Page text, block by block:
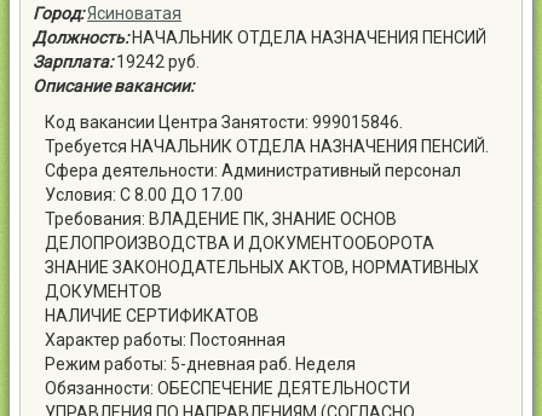
Войти
Город:Ясиноватая
Должность: НАЧАЛЬНИК ОТДЕЛА НАЗНАЧЕНИЯ ПЕНСИЙ
Зарплата: 19242 руб.
Описание вакансии:
Код вакансии Центра Занятости: 999015846.
Требуется НАЧАЛЬНИК ОТДЕЛА НАЗНАЧЕНИЯ ПЕНСИЙ.
Сфера деятельности: Административный персонал
Условия: С 8.00 ДО 17.00
Требования: ВЛАДЕНИЕ ПК, ЗНАНИЕ ОСНОВ
ДЕЛОПРОИЗВОДСТВА И ДОКУМЕНТООБОРОТА
ЗНАНИЕ ЗАКОНОДАТЕЛЬНЫХ АКТОВ, НОРМАТИВНЫХ
ДОКУМЕНТОВ
НАЛИЧИЕ СЕРТИФИКАТОВ
Характер работы: Постоянная
Режим работы: 5-дневная раб. Неделя
Обязанности: ОБЕСПЕЧЕНИЕ ДЕЯТЕЛЬНОСТИ